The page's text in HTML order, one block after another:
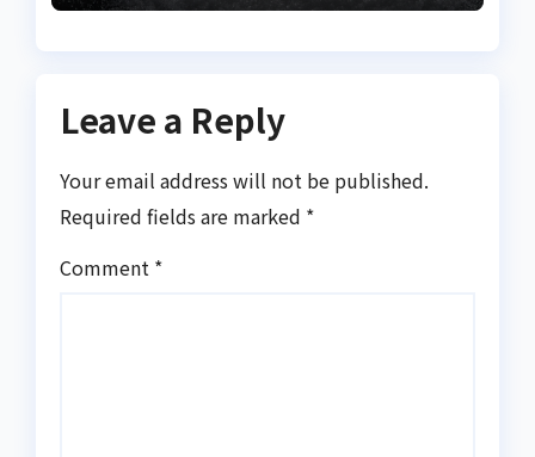
Leave a Reply
Your email address will not be published.
Required fields are marked *
Comment *